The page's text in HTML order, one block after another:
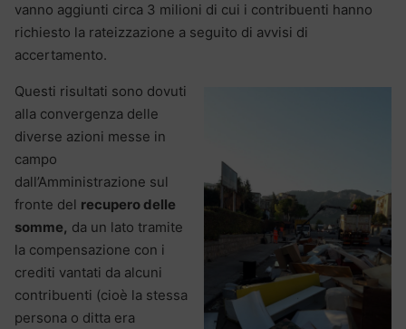
vanno aggiunti circa 3 milioni di cui i contribuenti hanno
richiesto la rateizzazione a seguito di avvisi di
accertamento.
Questi risultati sono dovuti
alla convergenza delle
diverse azioni messe in
campo
dall’Amministrazione sul
fronte del recupero delle
somme, da un lato tramite
la compensazione con i
crediti vantati da alcuni
contribuenti (cioè la stessa
persona o ditta era